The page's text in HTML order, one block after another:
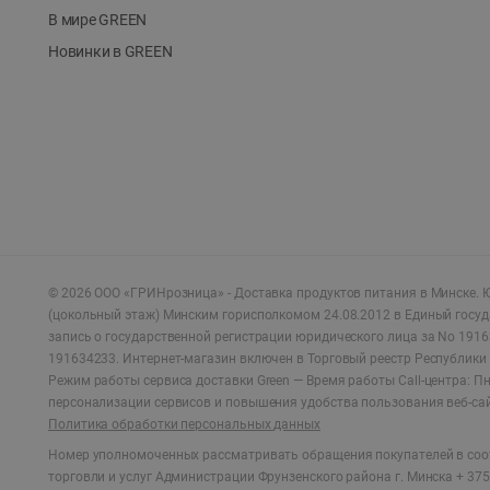
В мире GREEN
Новинки в GREEN
© 2026 ООО «ГРИНрозница» - Доставка продуктов питания в Минске.
(цокольный этаж) Минским горисполкомом 24.08.2012 в Единый
запись о государственной регистрации юридического лица за No
191634233. Интернет-магазин включен в Торговый реестр
Режим работы сервиса доставки Green — Время работы Call-центра:
персонализации сервисов и повышения удобства пользования веб-
Политика обработки персональных данных
Номер уполномоченных рассматривать обращения покупателей в
торговли и услуг Администрации Фрунзенского района г. Минска +